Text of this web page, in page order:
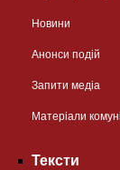
Новини
Анонси подій
Запити медіа
Матеріали
Тексти